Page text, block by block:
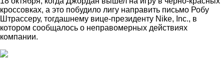
кроссовках, а это побудило лигу направить письмо Робу
Штрассеру, тогдашнему вице-президенту Nike, Inc., в
котором сообщалось о неправомерных действиях
компании.